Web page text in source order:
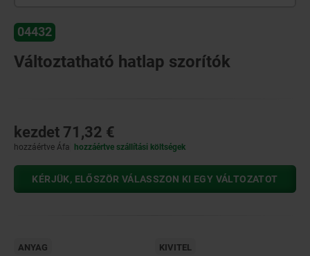
04432
Változtatható hatlap szorítók
kezdet 71,32 €
hozzáértve Áfa hozzáértve szállítási költségek
KÉRJÜK, ELŐSZÖR VÁLASSZON KI EGY VÁLTOZATOT
ANYAG KIVITEL